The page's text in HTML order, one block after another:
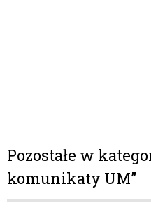
Pozostałe w
komunikaty UM”